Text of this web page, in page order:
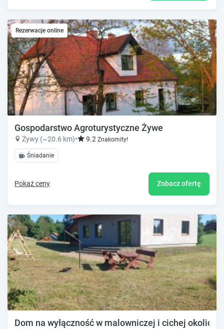
Rezerwacje online
Gospodarstwo Agroturystyczne Żywe
Żywy (~20.6 km)• 9.2 Znakomity!
Śniadanie
Pokaż ceny Zobacz ofertę
Dom na wyłączność w malowniczej i cichej okolicy.